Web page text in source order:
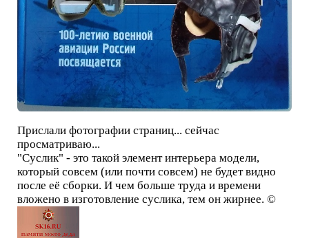
Прислали фотографии страниц... сейчас
просматриваю...
"Суслик" - это такой элемент интерьера модели,
который совсем (или почти совсем) не будет видно
после её сборки. И чем больше труда и времени
вложено в изготовление суслика, тем он жирнее. ©